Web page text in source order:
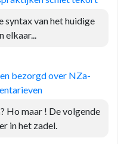
syntax van het huidige
bezorgd over NZa-
Ho maar ! De volgende
in het zadel.